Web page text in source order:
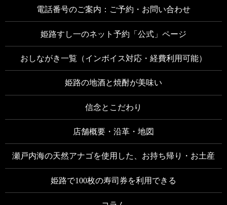
電話番号のご案内：ご予約・お問い合わせ
姫路すし一のネット予約「公式」ページ
おしながき一覧（インボイス対応・経費利用可能）
姫路の地酒と焼酎が美味い
信念とこだわり
店舗概要・沿革・地図
瀬戸内海の天然アナゴを使用した、お持ち帰り・お土産
姫路で100枚の寿司券を利用できる